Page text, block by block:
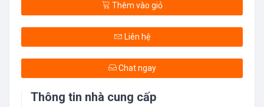
Thêm vào giỏ
Liên hệ
Chat ngay
Thông tin nhà cung cấp